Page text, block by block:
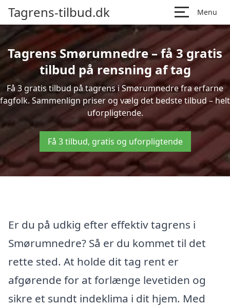
Tagrens-tilbud.dk Menu
Tagrens Smørumnedre – få 3 gratis
tilbud på rensning af tag
Få 3 gratis tilbud på tagrens i Smørumnedre fra erfarne
fagfolk. Sammenlign priser og vælg det bedste tilbud – helt
uforpligtende.
Få 3 tilbud, gratis og uforpligtende
Er du på udkig efter effektiv tagrens i
Smørumnedre? Så er du kommet til det
rette sted. At holde dit tag rent er
afgørende for at forlænge levetiden og
sikre et sundt indeklima i dit hjem. Med